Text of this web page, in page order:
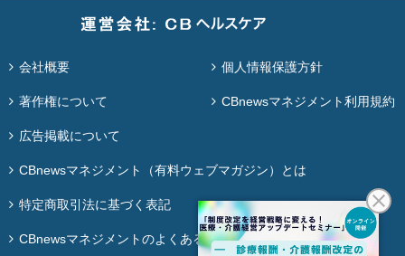
会社概要 個人情報保護方針
著作権について CBnewsマネジメント利用規約
広告掲載について
CBnewsマネジメント（有料ウェブマガジン）とは
特定商取引法に基づく表記
CBnewsマネジメントのよくある質問